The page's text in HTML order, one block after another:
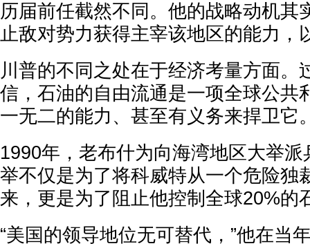
历届前任截然不同。他的战略动机其
止敌对势力获得主宰该地区的能力，
川普的不同之处在于经济考量方面。
信，石油的自由流通是一项全球公共
一无二的能力、甚至有义务来捍卫它
1990年，老布什为向海湾地区大举
举不仅是为了将科威特从一个危险独
来，更是为了阻止他控制全球20%的
“美国的领导地位无可替代，”他在当